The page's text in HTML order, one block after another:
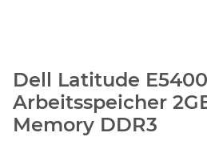
Dell Latitude
Arbeitsspeicher
Memory DDR3